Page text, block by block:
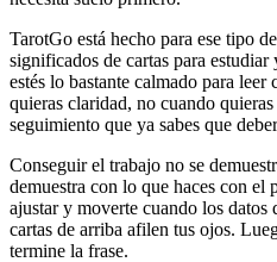
TarotGo está hecho para ese tipo
significados de cartas para
estés lo bastante calmado para leer
quieras claridad, no cuando
seguimiento que ya sabes que
Conseguir el trabajo no se
demuestra con lo que haces con el
ajustar y moverte cuando los datos
cartas de arriba afilen tus ojos.
termine la frase.